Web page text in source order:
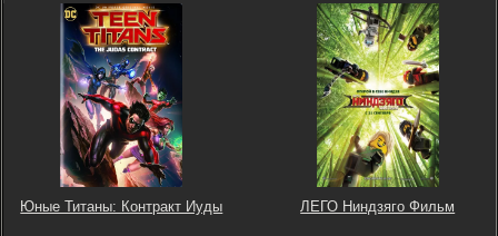
Юные Титаны: Контракт Иуды ЛЕГО Ниндзяго Фильм